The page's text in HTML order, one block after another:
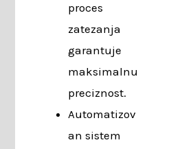
proces
zatezanja
garantuje
maksimalnu
preciznost.
Automatizov
an sistem